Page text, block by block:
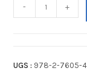
- +
UGS : 978-2-7605-